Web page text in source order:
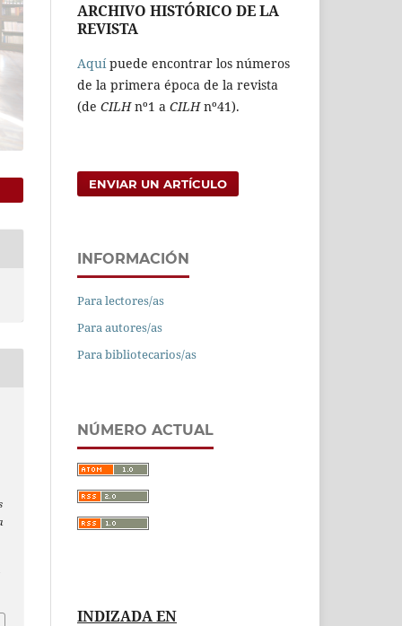
ARCHIVO HISTÓRICO DE LA
REVISTA
Aquí puede encontrar los números
de la primera época de la revista
(de CILHnº1 a CILHnº41).
ENVIAR UN ARTÍCULO
INFORMACIÓN
Para lectores/as
Para autores/as
Para bibliotecarios/as
NÚMERO ACTUAL
INDIZADA EN